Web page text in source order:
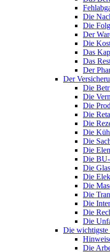
Die
Die
Der
Die
Das
Das
Der
Der
Die
Die
Die
Die
Die
Die
Die
Die
Die
Die
Die
Die
Die
Die
Die
Die
Die wichtigste
Die